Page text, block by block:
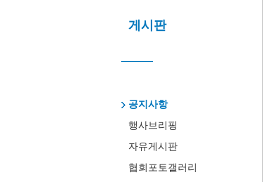
게시판
공지사항
행사브리핑
자유게시판
협회포토갤러리